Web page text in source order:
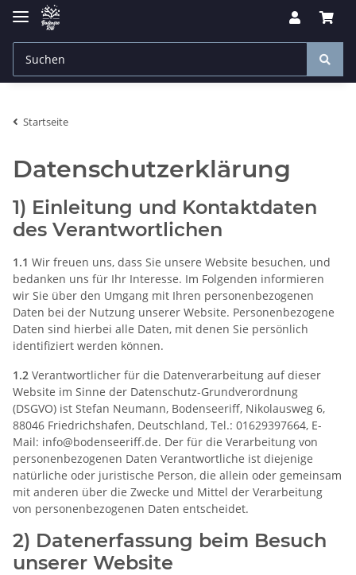
Startseite
Datenschutzerklärung
1) Einleitung und Kontaktdaten
des Verantwortlichen
1.1 Wir freuen uns, dass Sie unsere Website besuchen, und
bedanken uns für Ihr Interesse. Im Folgenden informieren
wir Sie über den Umgang mit Ihren personenbezogenen
Daten bei der Nutzung unserer Website. Personenbezogene
Daten sind hierbei alle Daten, mit denen Sie persönlich
identifiziert werden können.
1.2 Verantwortlicher für die Datenverarbeitung auf dieser
Website im Sinne der Datenschutz-Grundverordnung
(DSGVO) ist Stefan Neumann, Bodenseeriff, Nikolausweg 6,
88046 Friedrichshafen, Deutschland, Tel.: 01629397664, E-
Mail: info@bodenseeriff.de. Der für die Verarbeitung von
personenbezogenen Daten Verantwortliche ist diejenige
natürliche oder juristische Person, die allein oder gemeinsam
mit anderen über die Zwecke und Mittel der Verarbeitung
von personenbezogenen Daten entscheidet.
2) Datenerfassung beim Besuch
unserer Website